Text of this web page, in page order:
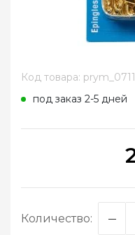
Код товара:
под заказ 2-5 дней
Количество: